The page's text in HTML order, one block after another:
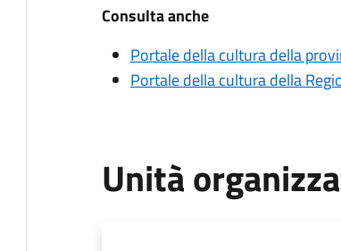
Consulta anche
Portale della cultura della
Portale della cultura della
Unità